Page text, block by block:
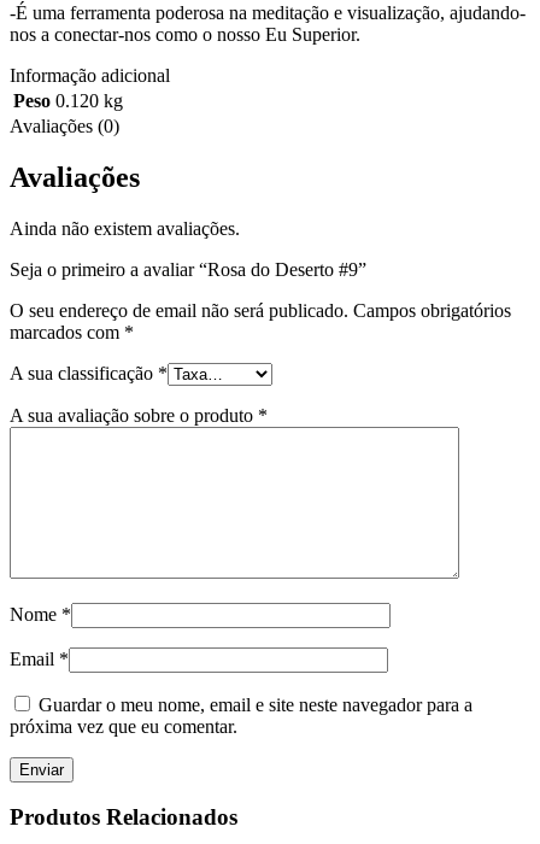
-É uma ferramenta poderosa na meditação e visualização, ajudando-
nos a conectar-nos como o nosso Eu Superior.
Informação adicional
Peso 0.120 kg
Avaliações (0)
Avaliações
Ainda não existem avaliações.
Seja o primeiro a avaliar “Rosa do Deserto #9”
O seu endereço de email não será publicado. Campos obrigatórios
marcados com *
A sua classificação *
A sua avaliação sobre o produto *
Nome *
Email *
Guardar o meu nome, email e site neste navegador para a
próxima vez que eu comentar.
Produtos Relacionados